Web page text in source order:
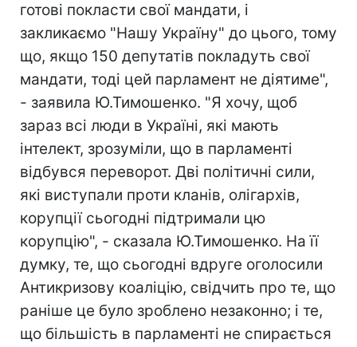
готові покласти свої мандати, і
закликаємо "Нашу Україну" до цього, тому
що, якщо 150 депутатів покладуть свої
мандати, тоді цей парламент не діятиме",
- заявила Ю.Тимошенко. "Я хочу, щоб
зараз всі люди в Україні, які мають
інтелект, зрозуміли, що в парламенті
відбувся переворот. Дві політичні сили,
які виступали проти кланів, олігархів,
корупції сьогодні підтримали цю
корупцію", - сказала Ю.Тимошенко. На її
думку, те, що сьогодні вдруге оголосили
Антикризову коаліцію, свідчить про те, що
раніше це було зроблено незаконно; і те,
що більшість в парламенті не спирається